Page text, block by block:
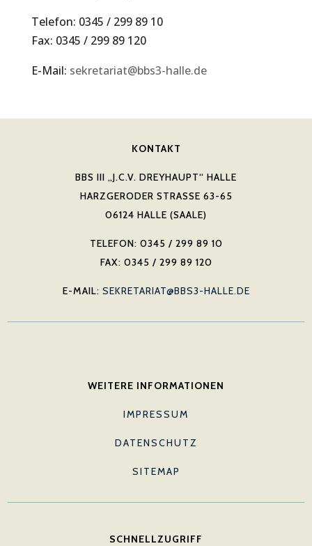
Telefon: 0345 / 299 89 10
Fax: 0345 / 299 89 120
E-Mail: sekretariat@bbs3-halle.de
KONTAKT
BBS III „J.C.V. DREYHAUPT“ HALLE
HARZGERODER STRASSE 63-65
06124 HALLE (SAALE)
TELEFON: 0345 / 299 89 10
FAX: 0345 / 299 89 120
E-MAIL: SEKRETARIAT@BBS3-HALLE.DE
WEITERE INFORMATIONEN
IMPRESSUM
DATENSCHUTZ
SITEMAP
SCHNELLZUGRIFF